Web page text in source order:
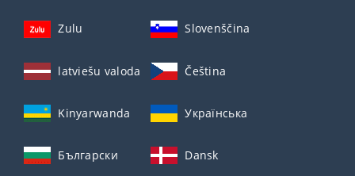
Zulu Slovenščina
latviešu valoda Čeština
Kinyarwanda Українська
Български Dansk